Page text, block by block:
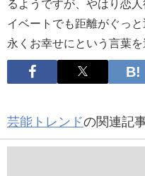
るようですが、やはり恋
イベートでも距離がぐっ
永くお幸せにという言葉を
芸能トレンドの関連記